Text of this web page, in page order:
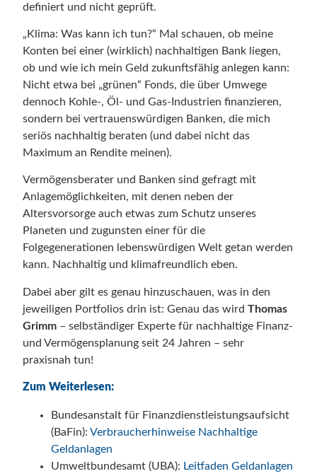
definiert und nicht geprüft.
„Klima: Was kann ich tun?“ Mal schauen, ob meine
Konten bei einer (wirklich) nachhaltigen Bank liegen,
ob und wie ich mein Geld zukunftsfähig anlegen kann:
Nicht etwa bei „grünen“ Fonds, die über Umwege
dennoch Kohle-, Öl- und Gas-Industrien finanzieren,
sondern bei vertrauenswürdigen Banken, die mich
seriös nachhaltig beraten (und dabei nicht das
Maximum an Rendite meinen).
Vermögensberater und Banken sind gefragt mit
Anlagemöglichkeiten, mit denen neben der
Altersvorsorge auch etwas zum Schutz unseres
Planeten und zugunsten einer für die
Folgegenerationen lebenswürdigen Welt getan werden
kann. Nachhaltig und klimafreundlich eben.
Dabei aber gilt es genau hinzuschauen, was in den
jeweiligen Portfolios drin ist: Genau das wird Thomas
Grimm – selbständiger Experte für nachhaltige Finanz-
und Vermögensplanung seit 24 Jahren – sehr
praxisnah tun!
Zum Weiterlesen:
Bundesanstalt für Finanzdienstleistungsaufsicht
(BaFin): Verbraucherhinweise Nachhaltige
Geldanlagen
Umweltbundesamt (UBA): Leitfaden Geldanlagen